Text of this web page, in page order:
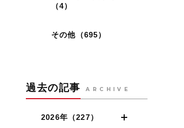
（4）
その他（695）
過去の記事 ARCHIVE
2026年（227）